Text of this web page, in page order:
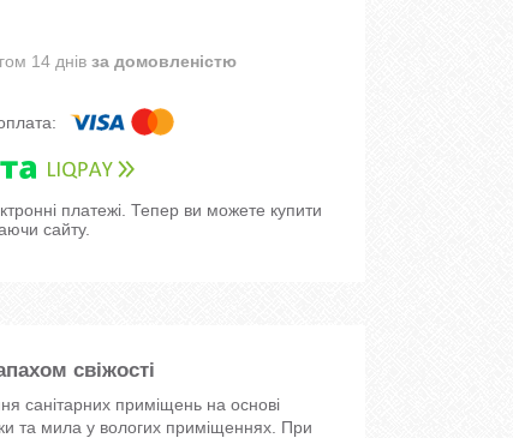
14 днів за домовленістю
платежі. Тепер ви можете купити
сайту.
свіжості
санітарних приміщень на основі
та мила у вологих приміщеннях. При